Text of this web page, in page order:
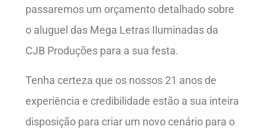
passaremos um orçamento detalhado sobre
o aluguel das Mega Letras Iluminadas da
CJB Produções para a sua festa.
Tenha certeza que os nossos 21 anos de
experiência e credibilidade estão a sua inteira
disposição para criar um novo cenário para o